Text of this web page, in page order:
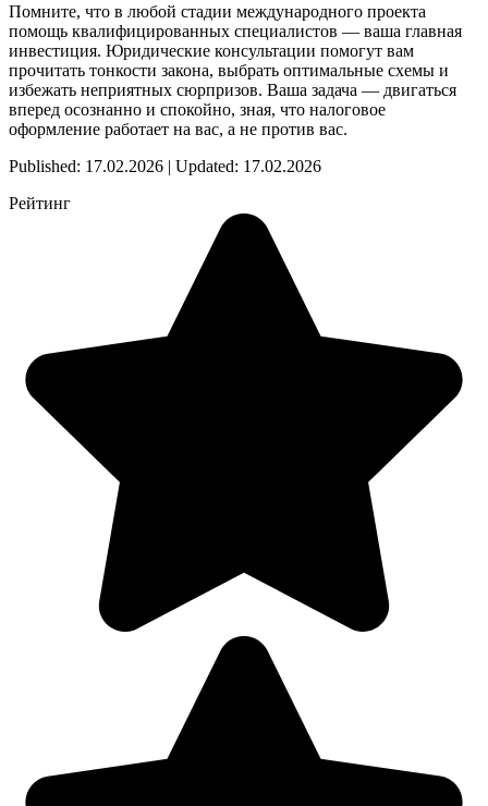
Помните, что в любой стадии международного проекта
помощь квалифицированных специалистов — ваша главная
инвестиция. Юридические консультации помогут вам
прочитать тонкости закона, выбрать оптимальные схемы и
избежать неприятных сюрпризов. Ваша задача — двигаться
вперед осознанно и спокойно, зная, что налоговое
оформление работает на вас, а не против вас.
Published: 17.02.2026 | Updated: 17.02.2026
Рейтинг